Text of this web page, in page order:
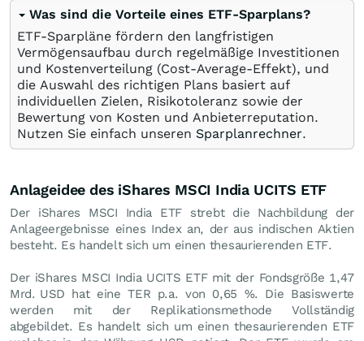
Was sind die Vorteile eines ETF-Sparplans?
ETF-Sparpläne fördern den langfristigen
Vermögensaufbau durch regelmäßige Investitionen
und Kostenverteilung (Cost-Average-Effekt), und
die Auswahl des richtigen Plans basiert auf
individuellen Zielen, Risikotoleranz sowie der
Bewertung von Kosten und Anbieterreputation.
Nutzen Sie einfach unseren Sparplanrechner.
Anlageidee des iShares MSCI India UCITS ETF
Der iShares MSCI India ETF strebt die Nachbildung der
Anlageergebnisse eines Index an, der aus indischen Aktien
besteht. Es handelt sich um einen thesaurierenden ETF.
Der iShares MSCI India UCITS ETF mit der Fondsgröße 1,47
Mrd. USD hat eine TER p.a. von 0,65 %. Die Basiswerte
werden mit der Replikationsmethode Vollständig
abgebildet. Es handelt sich um einen thesaurierenden ETF